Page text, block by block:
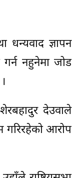
ज्ञापन
गर्न नहुनेमा जोड
शेरबहादुर देउवाले
गरिरहेको आरोप